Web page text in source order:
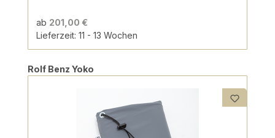
ab 201,00 €
Lieferzeit: 11 - 13 Wochen
Produktgalerie überspringen
Rolf Benz Yoko